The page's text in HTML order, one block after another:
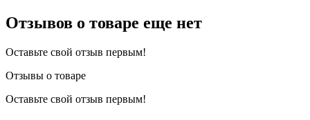
Отзывов о товаре еще нет
Оставьте свой отзыв первым!
Отзывы о товаре
Оставьте свой отзыв первым!